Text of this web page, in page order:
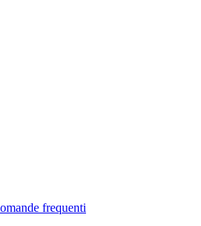
frequenti